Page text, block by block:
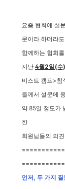
요즘 협회에 설
문이라 하더라
함께하는 협회
지난 4월2일(수
비스트 캠프>참
들께서 설문에
약 85일 정도가
한
회원님들의 의
먼저, 두 가지